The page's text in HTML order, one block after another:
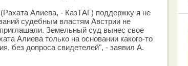
Алиева, - КазТАГ) поддержку я не
судебным властям Австрии не
Земельный суд вынес свое
Алиева только на основании какого-то
без допроса свидетелей", - заявил А.